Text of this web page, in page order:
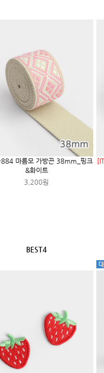
마름모 가방끈 38mm_핑크
&화이트
3,200원
BEST4